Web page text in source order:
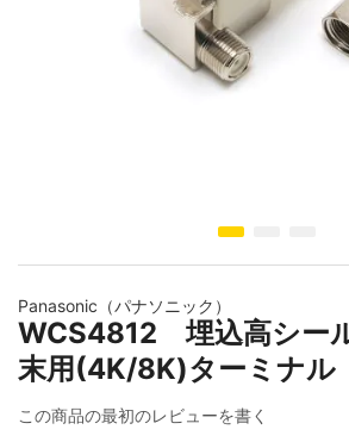
イメージギャラリーの最初に移動する
Panasonic（パナソニック）
WCS4812 埋込高シー
末用(4K/8K)ターミナル
この商品の最初のレビューを書く